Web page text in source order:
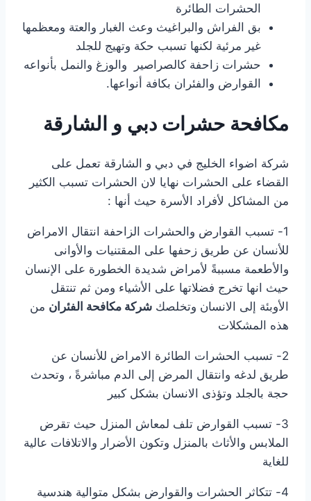
الحشرات الطائرة
بق الفراش والبراغيث وعث الغبار والعتة ومعظمها
غير مرئية لكنها تسبب حكة وتهيج للجلد
حشرات زاحفة كالصراصير والوزغ والنمل بأنواعه
القوارض والفئران بكافة أنواعها.
مكافحة حشرات دبي و الشارقة
شركة اضواء الخليج في دبي و الشارقة تعمل على
القضاء على الحشرات نهايا لان الحشرات تسبب الكثير
من المشاكل لأفراد الأسرة حيث أنها :
1- تسبب القوارض والحشرات الزاحفة انتقال الامراض
للأنسان عن طريق زحفها على المقتنيات والأوانى
والأطعمة مسببةً لأمراض شديدة الخطورة على الإنسان
حيث انها تخرج فضلاتها على الأشياء ومن ثم تنتقل
الأوبئة إلى الانسان وتخلصك شركة مكافحة الفئران من
هذه المشكلات
2- تسبب الحشرات الطائرة الامراض للأنسان عن
طريق لدغه وانتقال المرض إلى الدم مباشرةً ، وتحدث
حجة بالجلد وتؤذى الانسان بشكل كبير
3- تسبب القوارض تلف لمعاش المنزل حيث تقرض
الملابس والأثاث بالمنزل وتكون الأضرار والاتلافات عالية
للغاية
4- تتكاثر الحشرات والقوارض بشكل متوالية هندسية